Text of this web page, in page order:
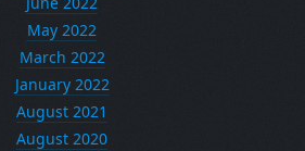
May 2022
March 2022
January 2022
August 2021
August 2020